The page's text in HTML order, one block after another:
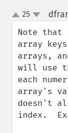
up
down
25
Note that
array
arrays,
will use
each
array's
doesn't
index.